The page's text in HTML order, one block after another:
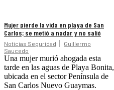
Mujer pierde la vida en playa de San
Carlos; se metió a nadar y no salió
Noticias Seguridad
Guillermo
Saucedo
Una mujer murió ahogada esta
tarde en las aguas de Playa Bonita,
ubicada en el sector Península de
San Carlos Nuevo Guaymas.